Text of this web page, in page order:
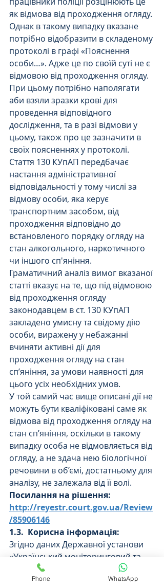
як відмова від проходження огляду.
Однак в такому випадку вказане
потрібно відобразити в складеному
протоколі в графі «Пояснення
особи…». Адже це по своїй суті не є
відмовою від проходження огляду.
При цьому потрібно наполягати
аби взяли зразки крові для
проведення відповідного
дослідження, та в разі відмови у
цьому, також про це зазначити в
своїх поясненнях у протоколі.
Стаття 130 КУпАП передбачає
настання адміністративної
відповідальності у тому числі за
відмову особи, яка керує
транспортним засобом, від
проходження відповідно до
встановленого порядку огляду на
стан алкогольного, наркотичного
чи іншого сп'яніння.
Граматичний аналіз вимог вказаної
статті вказує на те, що під відмовою
від проходження огляду
законодавцем в ст. 130 КУпАП
закладено умисну та свідому дію
особи, виражену у небажанні
вчиняти активні дії для
проходження огляду на стан
сп’яніння, за умови наявності для
цього усіх необхідних умов.
У той самий час вище описані дії не
можуть бути кваліфіковані саме як
відмова від проходження огляду на
стан сп’яніння, оскільки в такому
випадку особа не відмовляється від
огляду, а не здача нею біологічної
речовини в об’ємі, достатньому для
аналізу, не залежала від її волі.
Посилання на рішення:
http://reyestr.court.gov.ua/Review
/85906146
1.3. Корисна інформація:
Згідно даних Державної установи
«Український моніторинговий та
медичний центр з наркотиків та
алкоголю Міністерства охорони
Phone WhatsApp